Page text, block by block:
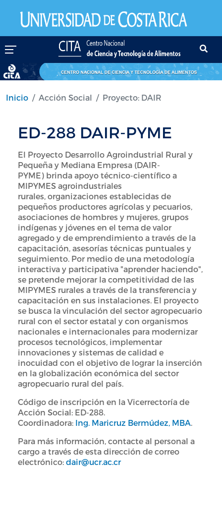
Inicio Acción Social Proyecto: DAIR
ED-288 DAIR-PYME
El Proyecto Desarrollo Agroindustrial Rural y
Pequeña y Mediana Empresa (DAIR-
PYME) brinda apoyo técnico-científico a
MIPYMES agroindustriales
rurales, organizaciones establecidas de
pequeños productores agrícolas y pecuarios,
asociaciones de hombres y mujeres, grupos
indígenas y jóvenes en el tema de valor
agregado y de emprendimiento a través de la
capacitación, asesorías técnicas puntuales y
seguimiento. Por medio de una metodología
interactiva y participativa "aprender haciendo",
se pretende mejorar la competitividad de las
MIPYMES rurales a través de la transferencia y
capacitación en sus instalaciones. El proyecto
se busca la vinculación del sector agropecuario
rural con el sector estatal y con organismos
nacionales e internacionales para modernizar
procesos tecnológicos, implementar
innovaciones y sistemas de calidad e
inocuidad con el objetivo de lograr la inserción
en la globalización económica del sector
agropecuario rural del país.
Código de inscripción en la Vicerrectoría de
Acción Social: ED-288.
Coordinadora: Ing. Maricruz Bermúdez, MBA.
Para más información, contacte al personal a
cargo a través de esta dirección de correo
electrónico: dair@ucr.ac.cr